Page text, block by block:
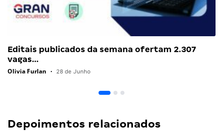
Editais publicados da semana ofertam 2.307
vagas…
Olivia Furlan • 28 de Junho
Depoimentos relacionados